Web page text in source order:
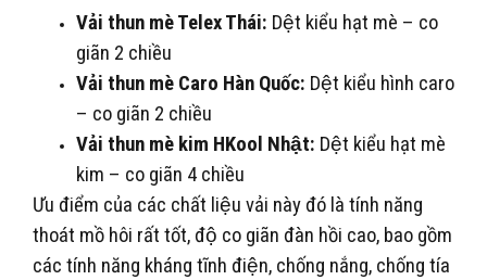
Vải thun mè Telex Thái: Dệt kiểu hạt mè – co
giãn 2 chiều
Vải thun mè Caro Hàn Quốc: Dệt kiểu hình caro
– co giãn 2 chiều
Vải thun mè kim HKool Nhật: Dệt kiểu hạt mè
kim – co giãn 4 chiều
Ưu điểm của các chất liệu vải này đó là tính năng
thoát mồ hôi rất tốt, độ co giãn đàn hồi cao, bao gồm
các tính năng kháng tĩnh điện, chống nắng, chống tía